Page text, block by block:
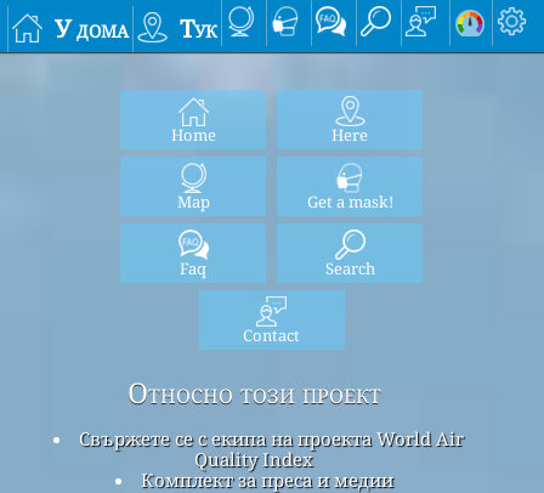
У дома Тук
Home Here
Map Get a mask!
Faq Search
Contact
Относно този проект
Свържете се с екипа на проекта World Air
Quality Index
Комплект за преса и медии